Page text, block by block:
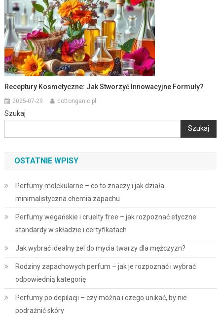
Receptury Kosmetyczne: Jak Stworzyć Innowacyjne Formuły?
2025-07-29 cottonganic.pl
Szukaj
Szukaj
OSTATNIE WPISY
Perfumy molekularne – co to znaczy i jak działa
minimalistyczna chemia zapachu
Perfumy wegańskie i cruelty free – jak rozpoznać etyczne
standardy w składzie i certyfikatach
Jak wybrać idealny żel do mycia twarzy dla mężczyzn?
Rodziny zapachowych perfum – jak je rozpoznać i wybrać
odpowiednią kategorię
Perfumy po depilacji – czy można i czego unikać, by nie
podrażnić skóry